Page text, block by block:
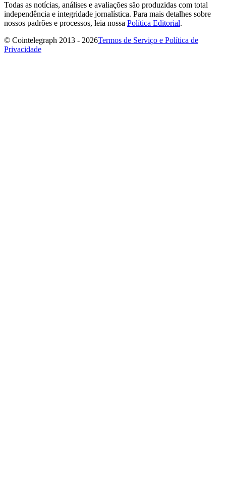
Todas as notícias, análises e avaliações são produzidas com total
independência e integridade jornalística. Para mais detalhes sobre
nossos padrões e processos, leia nossa Política Editorial.
© Cointelegraph 2013 - 2026Termos de Serviço e Política de
Privacidade